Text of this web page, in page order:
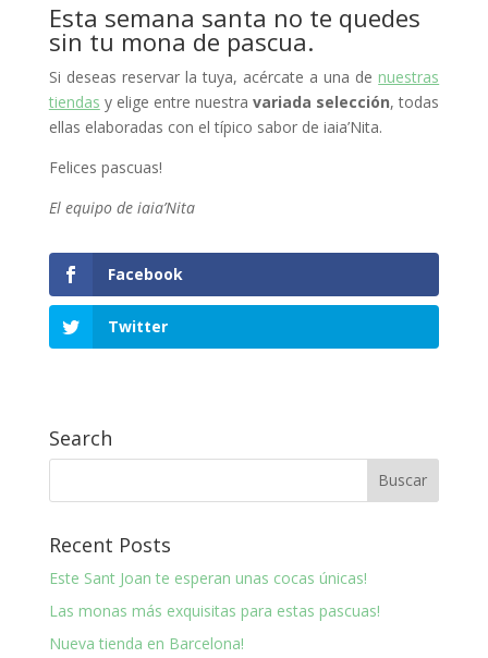
Esta semana santa no te quedes
sin tu mona de pascua.
Si deseas reservar la tuya, acércate a una de nuestras
tiendas y elige entre nuestravariada selección, todas
ellas elaboradas con el típico sabor de iaia’Nita.
Felices pascuas!
El equipo de iaia’Nita
Facebook
Twitter
Search
Recent Posts
Este Sant Joan te esperan unas cocas únicas!
Las monas más exquisitas para estas pascuas!
Nueva tienda en Barcelona!